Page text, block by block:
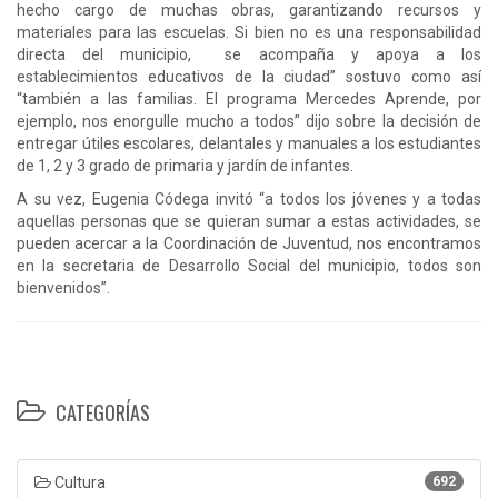
hecho cargo de muchas obras, garantizando recursos y
materiales para las escuelas. Si bien no es una responsabilidad
directa del municipio, se acompaña y apoya a los
establecimientos educativos de la ciudad” sostuvo como así
“también a las familias. El programa Mercedes Aprende, por
ejemplo, nos enorgulle mucho a todos” dijo sobre la decisión de
entregar útiles escolares, delantales y manuales a los estudiantes
de 1, 2 y 3 grado de primaria y jardín de infantes.
A su vez, Eugenia Códega invitó “a todos los jóvenes y a todas
aquellas personas que se quieran sumar a estas actividades, se
pueden acercar a la Coordinación de Juventud, nos encontramos
en la secretaria de Desarrollo Social del municipio, todos son
bienvenidos”.
CATEGORÍAS
692
Cultura